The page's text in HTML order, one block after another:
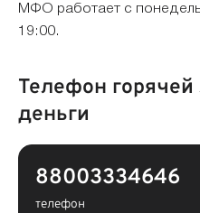
МФО работает с
19:00.
Телефон
деньги
88003334646
телефон